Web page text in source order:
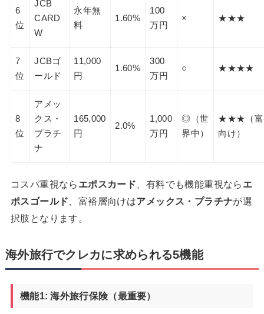
6
位
JCB
CARD
W
永年無
料
1.60%
100
万円
× ★★★
7
位
JCBゴ
ールド
11,000
円
1.60%
300
万円
○ ★★★★
8
位
アメッ
クス・
プラチ
ナ
165,000
円
2.0%
1,000
万円
◎（世
界中）
★★★（富
向け）
コスパ重視なら エポスカード 、有料でも機能重視なら エ
ポスゴールド 、富裕層向けはアメックス・プラチナが選
択肢となります。
海外旅行でクレカに求められる5機能
機能1: 海外旅行保険（最重要）